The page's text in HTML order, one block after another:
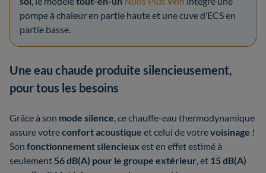
pompe à chaleur en partie haute et une cuve d’ECS en
partie basse.
Une eau chaude produite silencieusement,
pour tous les besoins
Grâce à son mode silence, ce chauffe-eau thermodynamique
assure votreconfort acoustique et celui de votrevoisinage !
Son fonctionnement silencieux est en effet estimé à
seulement 56 dB(A) pour le groupe extérieur, et 15 dB(A)